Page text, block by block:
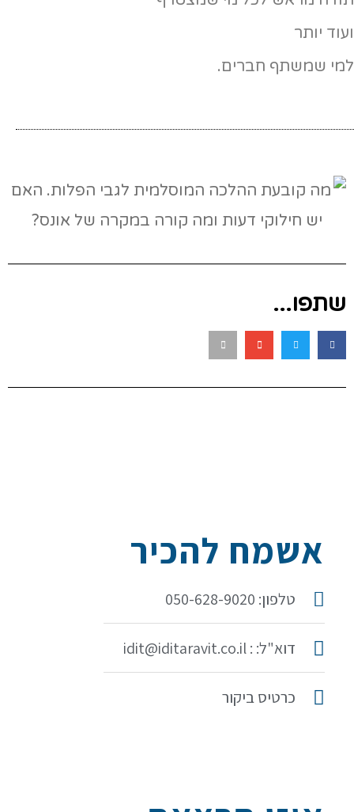
ועוד יותר
למי שמשתף חברים.
שתפו...
אשמח להכיר
טלפון: 050-628-9020
דוא"ל: : idit@iditaravit.co.il
כרטיס ביקור